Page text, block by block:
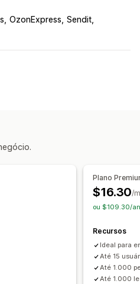
OzonExpress Sendit
Plano
$16.30/
ou $109.30/
Recursos
Ideal para
Até 15
Até 1.000
Até 1.000